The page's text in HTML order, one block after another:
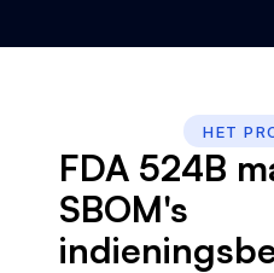
HET
FDA 524B
SBOM's